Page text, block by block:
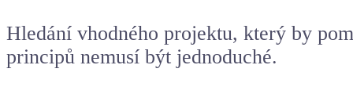
Hledání vhodného projektu, který by
principů nemusí být jednoduché.